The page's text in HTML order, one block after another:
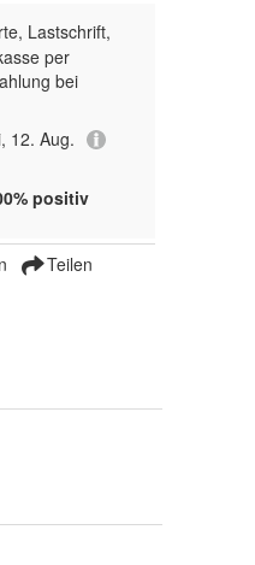
Lastschrift,
per
bei
12. Aug.
positiv
Teilen